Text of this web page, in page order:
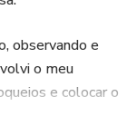
observando e
o meu
e colocar o